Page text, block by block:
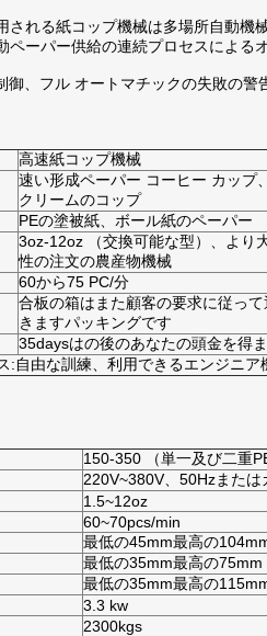
される紙コップ機械は多場所自動
ペーパー供給の連続プロセスによる
御、フル オートマチックの失敗の
高速紙コップ機械
速い形成ペーパー コーヒー カップ
クリームのコップ
PEの塗被紙、ボール紙のペーパー
3oz-12oz （交換可能な型）、より
性の注文の農産物機械
60から75 PC/分
合板の箱はまた顧客の要求に従っ
きますパッキングです
35daysはの後のあなたの頭金を得
:自由な訓練、利用できるエンジニ
150-350 （単一及び二重
220V~380V、50Hzまたは
1.5~12oz
60~70pcs/min
最低の45mm最高の
最低の35mm最高の75mm
最低の35mm最高の
3.3 kw
2300kgs